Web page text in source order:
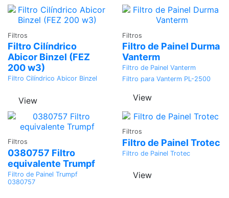
Filtros
Filtro Cilíndrico
Abicor Binzel (FEZ
200 w3)
Filtro Cilíndrico Abicor Binzel
View
Filtros
Filtro de Painel Durma
Vanterm
Filtro de Painel Vanterm
Filtro para Vanterm PL-2500
View
Filtros
0380757 Filtro
equivalente Trumpf
Filtro de Painel Trumpf
0380757
Filtros
Filtro de Painel Trotec
Filtro de Painel Trotec
View